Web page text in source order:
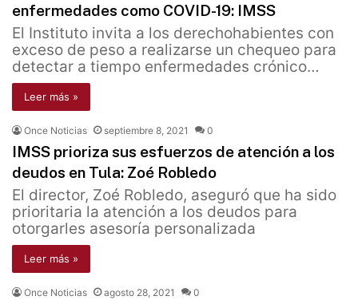
enfermedades como COVID-19: IMSS
El Instituto invita a los derechohabientes con
exceso de peso a realizarse un chequeo para
detectar a tiempo enfermedades crónico…
Leer más »
Once Noticias septiembre 8, 2021 0
IMSS prioriza sus esfuerzos de atención a los
deudos en Tula: Zoé Robledo
El director, Zoé Robledo, aseguró que ha sido
prioritaria la atención a los deudos para
otorgarles asesoría personalizada
Leer más »
Once Noticias agosto 28, 2021 0